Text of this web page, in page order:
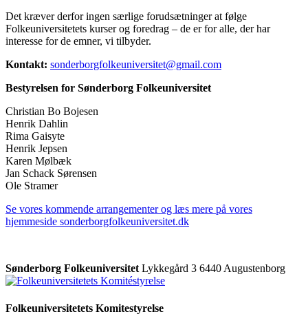
Det kræver derfor ingen særlige forudsætninger at følge
Folkeuniversitetets kurser og foredrag – de er for alle, der har
interesse for de emner, vi tilbyder.
Kontakt: sonderborgfolkeuniversitet@gmail.com
Bestyrelsen for Sønderborg Folkeuniversitet
Christian Bo Bojesen
Henrik Dahlin
Rima Gaisyte
Henrik Jepsen
Karen Mølbæk
Jan Schack Sørensen
Ole Stramer
Se vores kommende arrangementer og læs mere på vores
hjemmeside sonderborgfolkeuniversitet.dk
Sønderborg Folkeuniversitet Lykkegård 3 6440 Augustenborg
Folkeuniversitetets Komitestyrelse